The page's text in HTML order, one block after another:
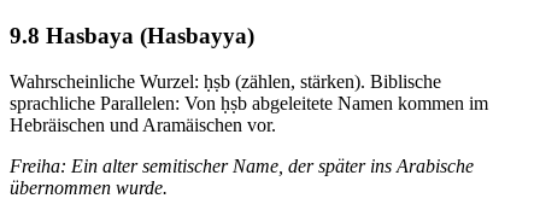
9.8 Hasbaya (Hasbayya)
Wahrscheinliche Wurzel: ḥṣb (zählen, stärken). Biblische
sprachliche Parallelen: Von ḥṣb abgeleitete Namen kommen im
Hebräischen und Aramäischen vor.
Freiha: Ein alter semitischer Name, der später ins Arabische
übernommen wurde.